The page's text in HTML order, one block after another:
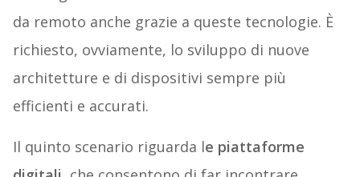
da remoto anche grazie a queste tecnologie. È
richiesto, ovviamente, lo sviluppo di nuove
architetture e di dispositivi sempre più
efficienti e accurati.
Il quinto scenario riguarda le piattaforme